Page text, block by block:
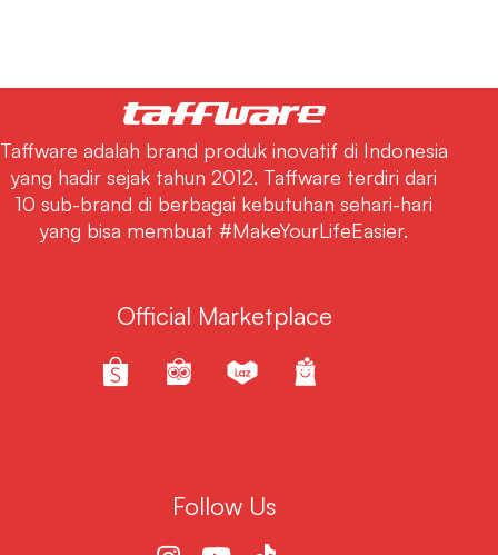
Taffware adalah brand produk inovatif di Indonesia
yang hadir sejak tahun 2012. Taffware terdiri dari
10 sub-brand di berbagai kebutuhan sehari-hari
yang bisa membuat #MakeYourLifeEasier.
Official Marketplace
Follow Us